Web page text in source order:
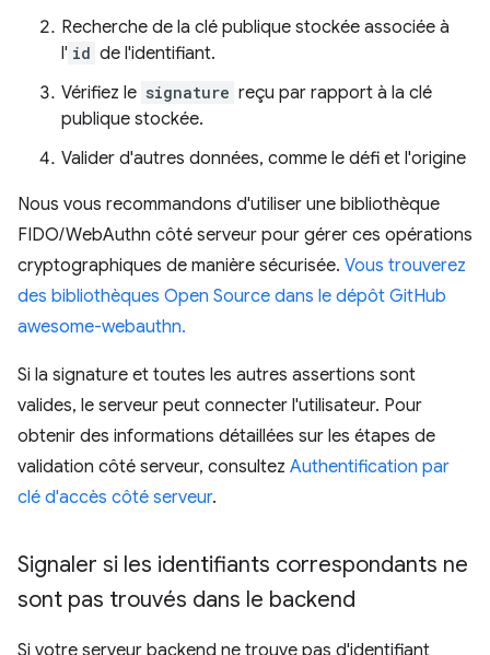
Recherche de la clé publique stockée associée à
l' id de l'identifiant.
Vérifiez le signature reçu par rapport à la clé
publique stockée.
Valider d'autres données, comme le défi et l'origine
Nous vous recommandons d'utiliser une bibliothèque
FIDO/WebAuthn côté serveur pour gérer ces opérations
cryptographiques de manière sécurisée. Vous trouverez
des bibliothèques Open Source dans le dépôt GitHub
awesome-webauthn.
Si la signature et toutes les autres assertions sont
valides, le serveur peut connecter l'utilisateur. Pour
obtenir des informations détaillées sur les étapes de
validation côté serveur, consultez Authentification par
clé d'accès côté serveur.
Signaler si les identifiants correspondants ne
sont pas trouvés dans le backend
Si votre serveur backend ne trouve pas d'identifiant